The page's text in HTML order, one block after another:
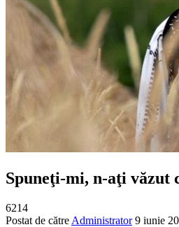
Spuneţi-mi, n-aţi văzut
6214
Postat de către Administrator 9 iunie